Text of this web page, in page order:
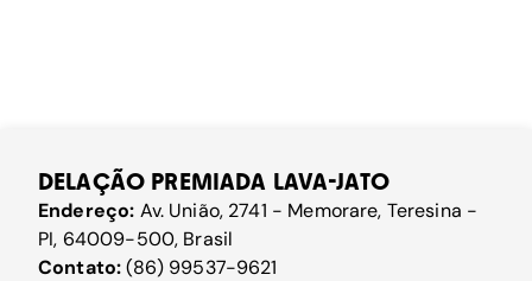
DELAÇÃO PREMIADA LAVA-JATO
Endereço: Av. União, 2741 - Memorare, Teresina -
PI, 64009-500, Brasil
Contato:(86) 99537-9621